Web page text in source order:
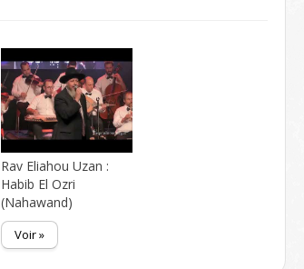
Rav Eliahou Uzan :
Habib El Ozri
(Nahawand)
Voir »